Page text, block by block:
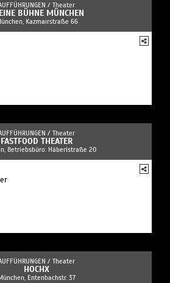
/ Theater
BÜHNE MÜNCHEN
Kazmairstraße 66
/ Theater
FASTFOOD THEATER
Betriebsbüro: Häberlstraße 20
/ Theater
HOCHX
Entenbachstr. 37